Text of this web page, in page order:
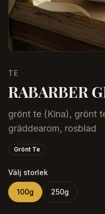
TE
RABARBER
grönt te (Kina), grönt
gräddearom, rosblad
Grönt Te
Välj storlek
100g 250g